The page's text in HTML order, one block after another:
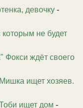
девочку -
которым не будет
Фокси ждёт своего
ищет хозяев.
ищет дом -